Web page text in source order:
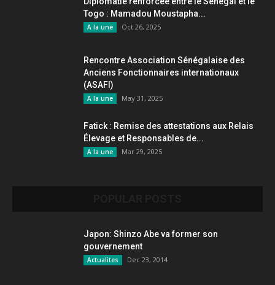
Togo : Mamadou Moustapha...
A la une Oct 26, 2025
Rencontre Association Sénégalaise des
Anciens Fonctionnaires internationaux
(ASAFI)
A la une May 31, 2025
Fatick : Remise des attestations aux Relais
Élevage et Responsables de...
A la une Mar 29, 2025
Japon: Shinzo Abe va former son
gouvernement
Actualites Dec 23, 2014